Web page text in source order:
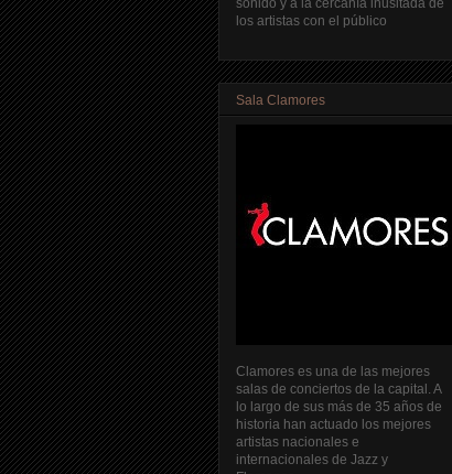
sonido y a la cercanía inusitada de
los artistas con el público
Sala Clamores
Clamores es una de las mejores
salas de conciertos de la capital. A
lo largo de sus más de 35 años de
historia han actuado los mejores
artistas nacionales e
internacionales de Jazz y